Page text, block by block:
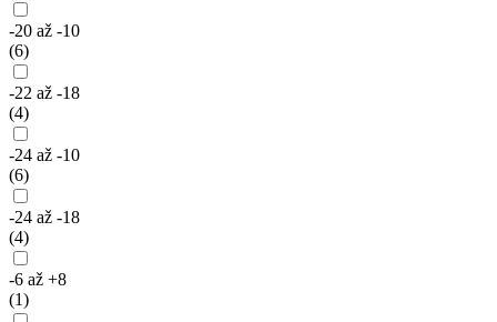
-20 až -10
(6)
-22 až -18
(4)
-24 až -10
(6)
-24 až -18
(4)
-6 až +8
(1)